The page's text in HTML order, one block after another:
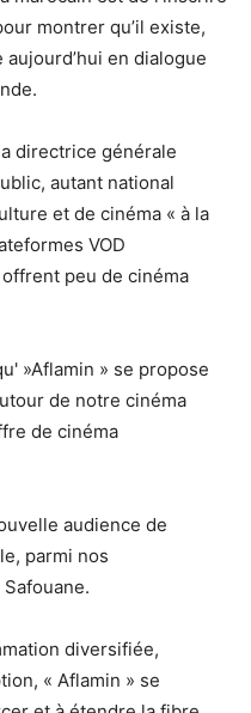
montrer qu’il existe,
en dialogue
directrice générale
autant national
et de cinéma « à la
VOD
peu de cinéma
»Aflamin » se propose
de notre cinéma
de cinéma
audience de
parmi nos
diversifiée,
« Aflamin » se